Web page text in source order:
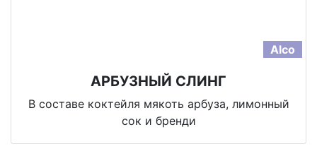
Alco
АРБУЗНЫЙ СЛИНГ
В составе коктейля мякоть арбуза, лимонный
сок и бренди